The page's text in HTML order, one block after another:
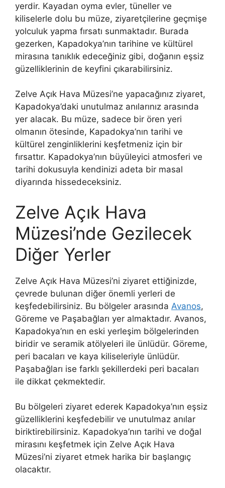
yerdir. Kayadan oyma evler, tüneller ve
kiliselerle dolu bu müze, ziyaretçilerine geçmişe
yolculuk yapma fırsatı sunmaktadır. Burada
gezerken, Kapadokya’nın tarihine ve kültürel
mirasına tanıklık edeceğiniz gibi, doğanın eşsiz
güzelliklerinin de keyfini çıkarabilirsiniz.
Zelve Açık Hava Müzesi’ne yapacağınız ziyaret,
Kapadokya’daki unutulmaz anılarınız arasında
yer alacak. Bu müze, sadece bir ören yeri
olmanın ötesinde, Kapadokya’nın tarihi ve
kültürel zenginliklerini keşfetmeniz için bir
fırsattır. Kapadokya’nın büyüleyici atmosferi ve
tarihi dokusuyla kendinizi adeta bir masal
diyarında hissedeceksiniz.
Zelve Açık Hava
Müzesi’nde Gezilecek
Diğer Yerler
Zelve Açık Hava Müzesi’ni ziyaret ettiğinizde,
çevrede bulunan diğer önemli yerleri de
keşfedebilirsiniz. Bu bölgeler arasında Avanos,
Göreme ve Paşabağları yer almaktadır. Avanos,
Kapadokya’nın en eski yerleşim bölgelerinden
biridir ve seramik atölyeleri ile ünlüdür. Göreme,
peri bacaları ve kaya kiliseleriyle ünlüdür.
Paşabağları ise farklı şekillerdeki peri bacaları
ile dikkat çekmektedir.
Bu bölgeleri ziyaret ederek Kapadokya’nın eşsiz
güzelliklerini keşfedebilir ve unutulmaz anılar
biriktirebilirsiniz. Kapadokya’nın tarihi ve doğal
mirasını keşfetmek için Zelve Açık Hava
Müzesi’ni ziyaret etmek harika bir başlangıç
olacaktır.